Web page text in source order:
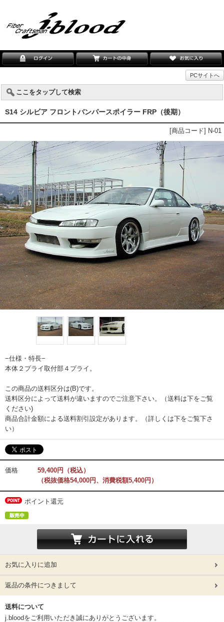
PCサイトへ
ここをタップして検索
S14 シルビア フロントバンパースポイラー FRP（後期）
[商品コード] N-01
−仕様・特長−
本体２プライ取付部４プライ。
この商品の送料区分は(B)です。
送料区分によって送料が違いますのでご注意下さい。（送料は下をご覧
ください)
商品合計金額による送料割引設定があります。（詳しくは下をご覧下さ
い）
価格
59,400円（税込）
（税抜価格54,000円、消費税額5,400円）
ポイント還元
お気に入りに追加
返品の条件につきまして
送料について
j.bloodをご利用いただき誠にありがとうございます。